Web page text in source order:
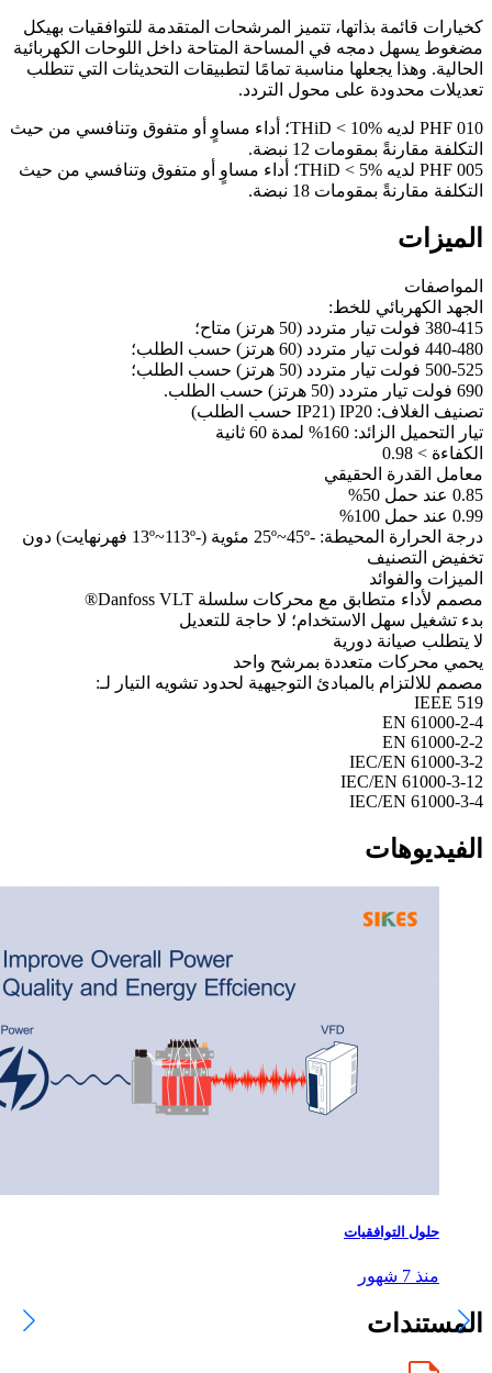
كخيارات قائمة بذاتها، تتميز المرشحات المتقدمة للتوافقيات بهيكل
مضغوط يسهل دمجه في المساحة المتاحة داخل اللوحات الكهربائية
الحالية. وهذا يجعلها مناسبة تمامًا لتطبيقات التحديثات التي تتطلب
تعديلات محدودة على محول التردد.
PHF 010 لديه THiD < 10%؛ أداء مساوٍ أو متفوق وتنافسي من حيث
التكلفة مقارنةً بمقومات 12 نبضة.
PHF 005 لديه THiD < 5%؛ أداء مساوٍ أو متفوق وتنافسي من حيث
التكلفة مقارنةً بمقومات 18 نبضة.
الميزات
المواصفات
الجهد الكهربائي للخط:
380-415 فولت تيار متردد (50 هرتز) متاح؛
440-480 فولت تيار متردد (60 هرتز) حسب الطلب؛
500-525 فولت تيار متردد (50 هرتز) حسب الطلب؛
690 فولت تيار متردد (50 هرتز) حسب الطلب.
تصنيف الغلاف: IP20 (IP21 حسب الطلب)
تيار التحميل الزائد: 160% لمدة 60 ثانية
الكفاءة > 0.98
معامل القدرة الحقيقي
0.85 عند حمل 50%
0.99 عند حمل 100%
درجة الحرارة المحيطة: -25º~45º مئوية (-13º~113º فهرنهايت) دون
تخفيض التصنيف
الميزات والفوائد
مصمم لأداء متطابق مع محركات سلسلة Danfoss VLT®
بدء تشغيل سهل الاستخدام؛ لا حاجة للتعديل
لا يتطلب صيانة دورية
يحمي محركات متعددة بمرشح واحد
مصمم للالتزام بالمبادئ التوجيهية لحدود تشويه التيار لـ:
IEEE 519
EN 61000-2-4
EN 61000-2-2
IEC/EN 61000-3-2
IEC/EN 61000-3-12
IEC/EN 61000-3-4
الفيديوهات
حلول التوافقيات
منذ 7 شهور
المستندات